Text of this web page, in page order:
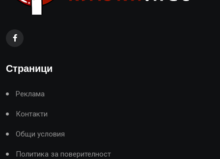
Страници
Реклама
Контакти
Общи условия
Политика за поверителност